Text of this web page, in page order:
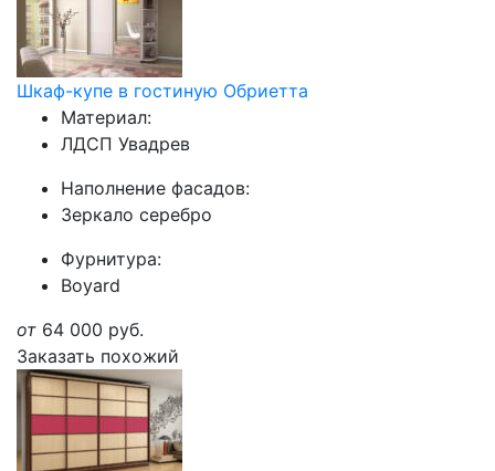
Шкаф-купе в гостиную Обриетта
Материал:
ЛДСП Увадрев
Наполнение фасадов:
Зеркало серебро
Фурнитура:
Boyard
от 64 000 руб.
Заказать похожий